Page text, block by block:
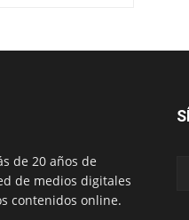
de 20 años de
de medios digitales
contenidos online.